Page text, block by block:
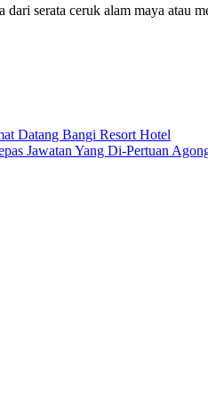
serata ceruk alam maya atau
Datang Bangi Resort Hotel
Jawatan Yang Di-Pertuan